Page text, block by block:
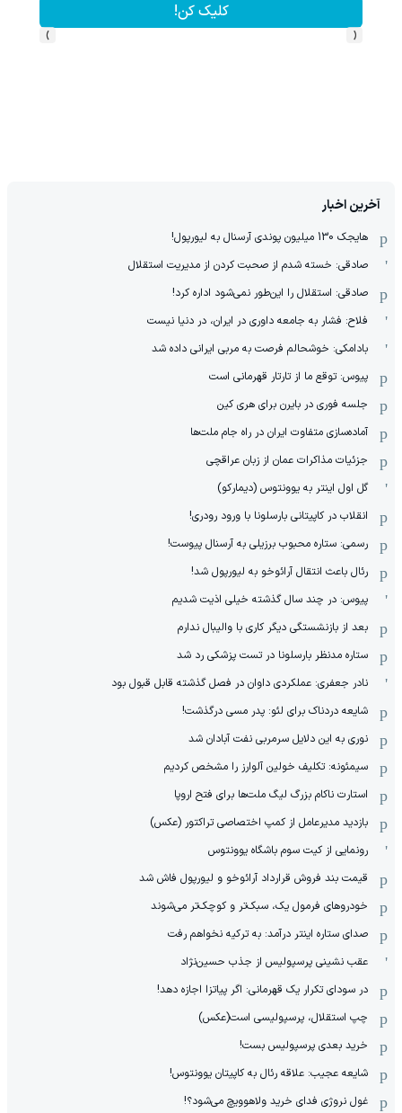
کلیک کن!
‹
›
آخرین اخبار
هایجک 130 میلیون پوندی آرسنال به لیورپول!
صادقی: خسته شدم از صحبت کردن از مدیریت استقلال
صادقی: استقلال را این‌طور نمی‌شود اداره کرد!
فلاح: فشار به جامعه داوری در ایران، در دنیا نیست
بادامکی: خوشحالم فرصت به مربی ایرانی داده شد
پیوس: توقع ما از تارتار قهرمانی است
جلسه فوری در بایرن برای هری کین
آماده‌سازی متفاوت ایران در راه جام ملت‌ها
جزئیات مذاکرات عمان از زبان عراقچی
گل اول اینتر به یوونتوس (دیمارکو)
انقلاب در کاپیتانی بارسلونا با ورود رودری!
رسمی: ستاره محبوب برزیلی به آرسنال پیوست!
رئال باعث انتقال آرائوخو به لیورپول شد!
پیوس: در چند سال گذشته خیلی اذیت شدیم
بعد از بازنشستگی دیگر کاری با والیبال ندارم
ستاره مدنظر بارسلونا در تست پزشکی رد شد
نادر جعفری: عملکردی داوان در فصل گذشته قابل قبول بود
شایعه دردناک برای لئو: پدر مسی درگذشت!
نوری به این دلایل سرمربی نفت آبادان شد
سیمئونه: تکلیف خولین آلوارز را مشخص کردیم
استارت ناکام بزرگ لیگ ملت‌ها برای فتح اروپا
بازدید مدیرعامل از کمپ اختصاصی تراکتور (عکس)
رونمایی از کیت سوم باشگاه یوونتوس
قیمت بند فروش قرارداد آرائوخو و لیورپول فاش شد
خودروهای فرمول یک، سبک‌تر و کوچک‌تر می‌شوند
صدای ستاره اینتر درآمد: به ترکیه نخواهم رفت
عقب نشینی پرسپولیس از جذب حسین‌نژاد
در سودای تکرار یک قهرمانی: اگر پیاتزا اجازه دهد!
چپ استقلال، پرسپولیسی است(عکس)
خرید بعدی پرسپولیس بست!
شایعه عجیب: علاقه رئال به کاپیتان یوونتوس!
غول نروژی فدای خرید ولاهوویچ می‌شود؟!